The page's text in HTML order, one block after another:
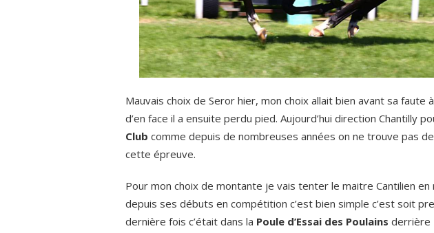
Mauvais choix de Seror hier, mon choix allait bien avant sa faute
d’en face il a ensuite perdu pied. Aujourd’hui direction Chantilly
Club comme depuis de nombreuses années on ne trouve pas
cette épreuve.
Pour mon choix de montante je vais tenter le maitre Cantilien en
depuis ses débuts en compétition c’est bien simple c’est soit
dernière fois c’était dans la Poule d’Essai des Poulains derrière